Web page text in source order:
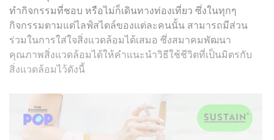
ทำกิจกรรมที่ชอบ หรือไม่ก็เดินทางท่องเที่ยว ซึ่งในทุกๆ
กิจกรรมตามแต่ไลฟ์สไตล์ของแต่ละคนนั้น สามารถมีส่วน
ร่วมในการใส่ใจสิ่งแวดล้อมได้เสมอ ซึ่งสมาคมพัฒนา
คุณภาพสิ่งแวดล้อมได้ให้คำแนะนำวิธีใช้ชีวิตที่เป็นมิตรกับ
สิ่งแวดล้อมไว้ดังนี้